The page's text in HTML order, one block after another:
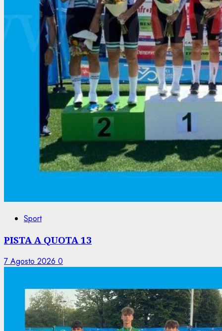
Sport
PISTA A QUOTA 13
7 Agosto 2026 0